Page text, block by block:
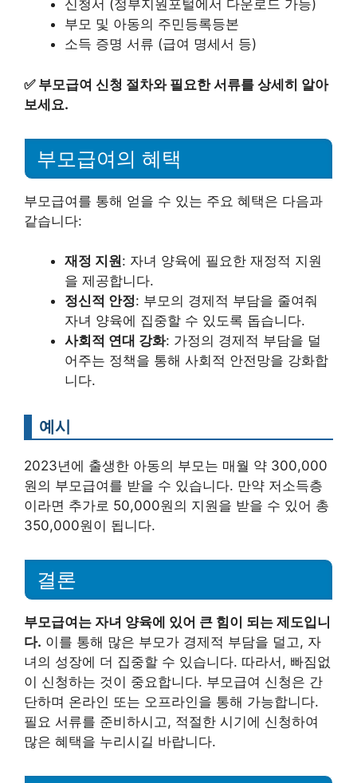
신청서 (정부지원포털에서 다운로드 가능)
부모 및 아동의 주민등록등본
소득 증명 서류 (급여 명세서 등)
✅ 부모급여 신청 절차와 필요한 서류를 상세히 알아
보세요.
부모급여의 혜택
부모급여를 통해 얻을 수 있는 주요 혜택은 다음과
같습니다:
재정 지원: 자녀 양육에 필요한 재정적 지원
을 제공합니다.
정신적 안정: 부모의 경제적 부담을 줄여줘
자녀 양육에 집중할 수 있도록 돕습니다.
사회적 연대 강화: 가정의 경제적 부담을 덜
어주는 정책을 통해 사회적 안전망을 강화합
니다.
예시
2023년에 출생한 아동의 부모는 매월 약 300,000
원의 부모급여를 받을 수 있습니다. 만약 저소득층
이라면 추가로 50,000원의 지원을 받을 수 있어 총
350,000원이 됩니다.
결론
부모급여는 자녀 양육에 있어 큰 힘이 되는 제도입니
다. 이를 통해 많은 부모가 경제적 부담을 덜고, 자
녀의 성장에 더 집중할 수 있습니다. 따라서, 빠짐없
이 신청하는 것이 중요합니다. 부모급여 신청은 간
단하며 온라인 또는 오프라인을 통해 가능합니다.
필요 서류를 준비하시고, 적절한 시기에 신청하여
많은 혜택을 누리시길 바랍니다.